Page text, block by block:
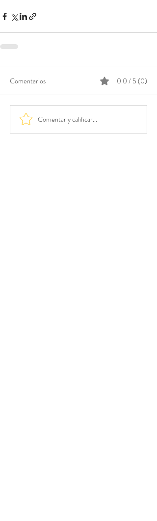
Comentarios 0.0 / 5 (0)
Comentar y calificar...